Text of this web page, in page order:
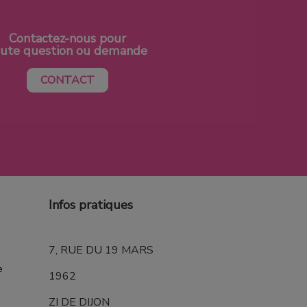
Contactez-nous pour
question ou demande
CONTACT
Infos pratiques
7, RUE DU 19 MARS
1962
ZI DE DIJON